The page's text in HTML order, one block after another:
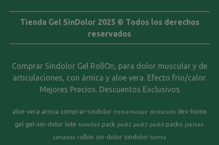
Tienda Gel SinDolor 2025 © Todos los derechos
reservados
Comprar Sindolor Gel RollOn, para dolor muscular y de
articulaciones, con árnica y aloe vera. Efecto frío/calor.
Mejores Precios. Descuentos Exclusivos
aloe-vera arnica comprar-sindolor crema-masaje destacado dex-home
gel gel-sin-dolor lote novedad pack pack2 pack3 pack4 packs piernas-
cansadas rollon sin-dolor sindolor tarrina